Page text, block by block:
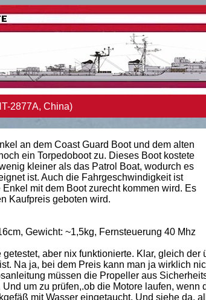
2877A, China)
an dem Coast Guard Boot und dem alten
ein Torpedoboot zu. Dieses Boot kostete
kleiner als das Patrol Boat, wodurch es
ist. Auch die Fahrgeschwindigkeit ist
mit dem Boot zurecht kommen wird. Es
Kaufpreis geboten wird.
Gewicht: ~1,5kg, Fernsteuerung 40 Mhz
aber nix funktionierte. Klar, gleich der
Na ja, bei dem Preis kann man ja wirklich
müssen die Propeller aus
um zu prüfen,.ob die Motore laufen, wenn
mit Wasser eingetaucht. Und siehe da,